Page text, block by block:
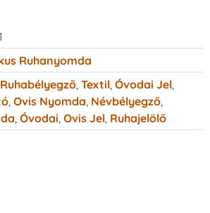
Ruhanyomda
Ruhabélyegző Textil Óvodai Jel
Ovis Nyomda Névbélyegző
Óvodai Ovis Jel Ruhajelölő